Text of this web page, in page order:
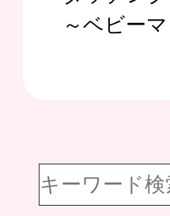
～ベビー